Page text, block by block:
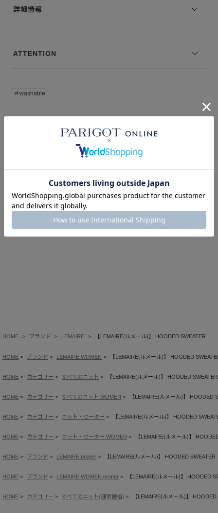
--------------------------------
詳細情報
ATTENTION
＃washable
このアイテムを見た人はこの商品もチェックしています
HOME ブランド LEMAIRE 【LEMAIRE(ルメール)】 HOODED SWEATER
HOME ブランド LEMAIRE WOMEN 【LEMAIRE(ルメール)】 HOODED
HOME カテゴリー すべてのニット 【LEMAIRE(ルメール)】 HOODED SWEATER
HOME カテゴリー すべてのニット WOMEN 【LEMAIRE(ルメール)】 HOODED
HOME カテゴリー ニット・セーター 【LEMAIRE(ルメール)】 HOODED
HOME カテゴリー ニット・セーター WOMEN 【LEMAIRE(ルメール)】
HOME ブランド LEMAIRE proper 【LEMAIRE(ルメール)】 HOODED SWEATER
HOME ブランド LEMAIRE WOMEN proper 【LEMAIRE(ルメール)】 HOODED
HOME カテゴリー すべてのニット(通常価格) 【LEMAIRE(ルメール)】 HOODED